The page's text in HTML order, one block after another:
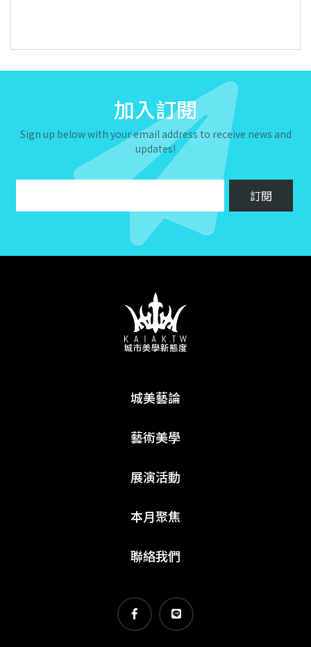
加入訂閱
Sign up below with your email address to receive news and
updates!
城美藝論
藝術美學
展演活動
本月聚焦
聯絡我們